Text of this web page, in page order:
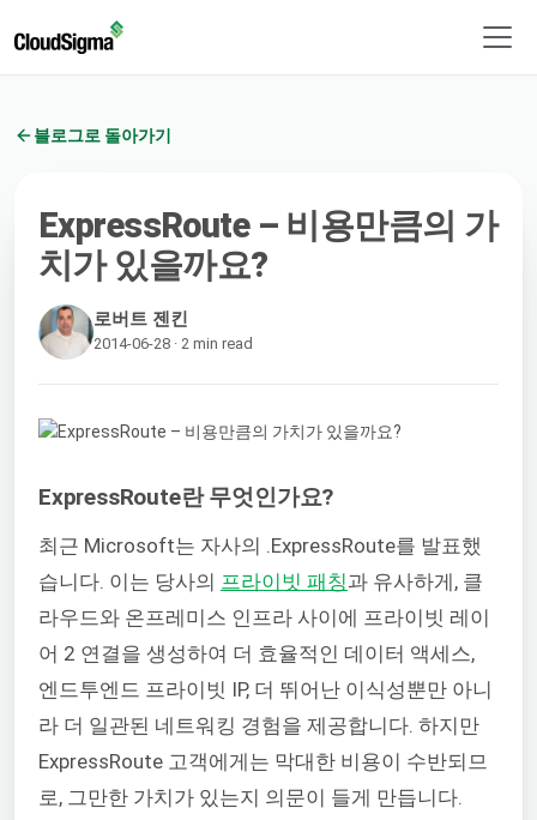
블로그로 돌아가기
ExpressRoute – 비용만큼의 가
치가 있을까요?
로버트 젠킨
2014-06-28 · 2 min read
ExpressRoute란 무엇인가요?
최근 Microsoft는 자사의 .ExpressRoute를 발표했
습니다. 이는 당사의 프라이빗 패칭과 유사하게, 클
라우드와 온프레미스 인프라 사이에 프라이빗 레이
어 2 연결을 생성하여 더 효율적인 데이터 액세스,
엔드투엔드 프라이빗 IP, 더 뛰어난 이식성뿐만 아니
라 더 일관된 네트워킹 경험을 제공합니다. 하지만
ExpressRoute 고객에게는 막대한 비용이 수반되므
로, 그만한 가치가 있는지 의문이 들게 만듭니다.